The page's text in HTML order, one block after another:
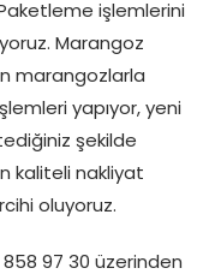
işlemlerini
Marangoz
marangozlarla
yapıyor, yeni
şekilde
kaliteli nakliyat
oluyoruz.
97 30 üzerinden